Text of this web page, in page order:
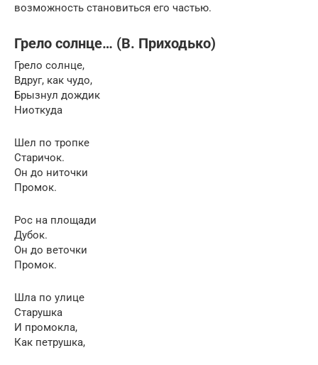
возможность становиться его частью.
Грело солнце… (В. Приходько)
Грело солнце,
Вдруг, как чудо,
Брызнул дождик
Ниоткуда
Шел по тропке
Старичок.
Он до ниточки
Промок.
Рос на площади
Дубок.
Он до веточки
Промок.
Шла по улице
Старушка
И промокла,
Как петрушка,